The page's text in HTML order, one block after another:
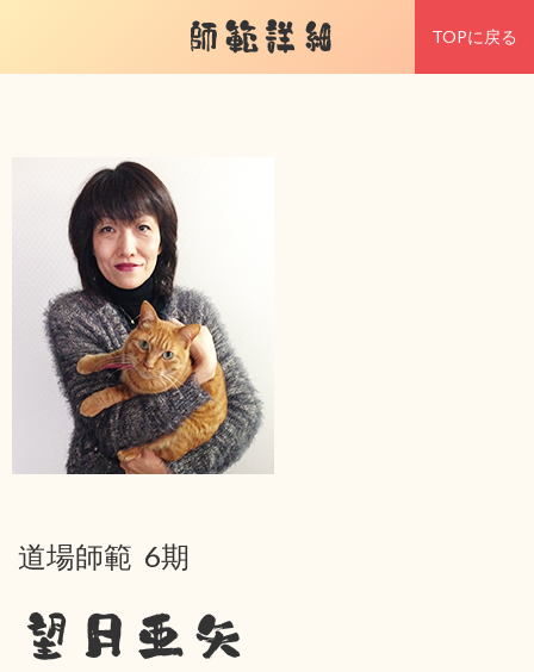
師範詳細 TOPに戻る
道場師範 6期
望月亜矢